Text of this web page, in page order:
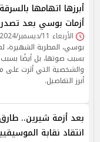
أبرزها اتهامها
أزمات بوسي بعد
الأربعاء 11/ديسمبر/2024 - 03:37 م
بوسي، المطربة الشهيرة،
بسبب صوتها، بل أيضًا بسبب
والشخصية التي أثرت على
أبرز التفاصيل.
بعد أزمة شيرين..
انتقاد نقابة